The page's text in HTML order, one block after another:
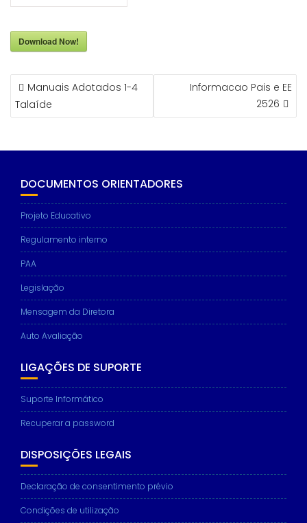
Download Now!
NAVEGAÇÃO
DE
ARTIGOS
Manuais Adotados 1-4
Talaíde
Informacao Pais e EE
2526
DOCUMENTOS ORIENTADORES
Projeto Educativo
Regulamento interno
PAA
Legislação
Mensagem da Diretora
Auto Avaliação
LIGAÇÕES DE SUPORTE
Suporte Informático
Recuperar a password
DISPOSIÇÕES LEGAIS
Declaração de consentimento prévio
Condições de utilização